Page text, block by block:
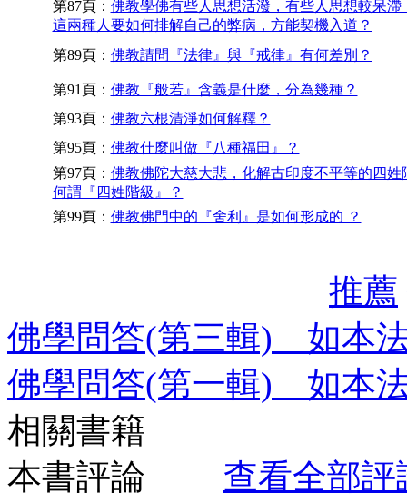
第87頁： 佛教學佛有些人思想活潑，有些人思想較呆滯
這兩種人要如何排解自己的弊病，方能契機入道？
第89頁： 佛教請問『法律』與『戒律』有何差別？
第91頁： 佛教『般若』含義是什麼，分為幾種？
第93頁： 佛教六根清淨如何解釋？
第95頁： 佛教什麼叫做『八種福田』？
第97頁： 佛教佛陀大慈大悲，化解古印度不平等的四姓
何謂『四姓階級』？
第99頁： 佛教佛門中的『舍利』是如何形成的 ？
推薦
佛學問答(第三輯) 如本
佛學問答(第一輯) 如本
相關書籍
本書評論
查看全部評